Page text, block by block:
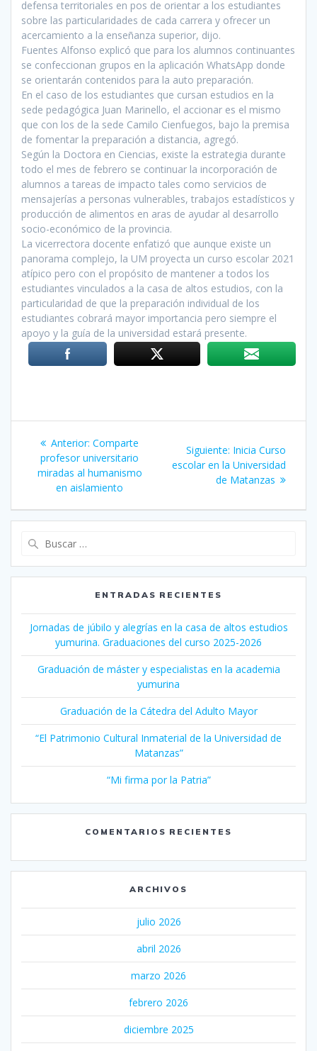
defensa territoriales en pos de orientar a los estudiantes
sobre las particularidades de cada carrera y ofrecer un
acercamiento a la enseñanza superior, dijo.
Fuentes Alfonso explicó que para los alumnos continuantes
se confeccionan grupos en la aplicación WhatsApp donde
se orientarán contenidos para la auto preparación.
En el caso de los estudiantes que cursan estudios en la
sede pedagógica Juan Marinello, el accionar es el mismo
que con los de la sede Camilo Cienfuegos, bajo la premisa
de fomentar la preparación a distancia, agregó.
Según la Doctora en Ciencias, existe la estrategia durante
todo el mes de febrero se continuar la incorporación de
alumnos a tareas de impacto tales como servicios de
mensajerías a personas vulnerables, trabajos estadísticos y
producción de alimentos en aras de ayudar al desarrollo
socio-económico de la provincia.
La vicerrectora docente enfatizó que aunque existe un
panorama complejo, la UM proyecta un curso escolar 2021
atípico pero con el propósito de mantener a todos los
estudiantes vinculados a la casa de altos estudios, con la
particularidad de que la preparación individual de los
estudiantes cobrará mayor importancia pero siempre el
apoyo y la guía de la universidad estará presente.
Navegación
de
entradas
Anterior: Entrada
anterior:
Comparte
profesor universitario
miradas al humanismo
en aislamiento
Siguiente: Siguiente
entrada:
Inicia Curso
escolar en la Universidad
de Matanzas
ENTRADAS RECIENTES
Jornadas de júbilo y alegrías en la casa de altos estudios
yumurina. Graduaciones del curso 2025-2026
Graduación de máster y especialistas en la academia
yumurina
Graduación de la Cátedra del Adulto Mayor
“El Patrimonio Cultural Inmaterial de la Universidad de
Matanzas”
“Mi firma por la Patria”
COMENTARIOS RECIENTES
ARCHIVOS
julio 2026
abril 2026
marzo 2026
febrero 2026
diciembre 2025